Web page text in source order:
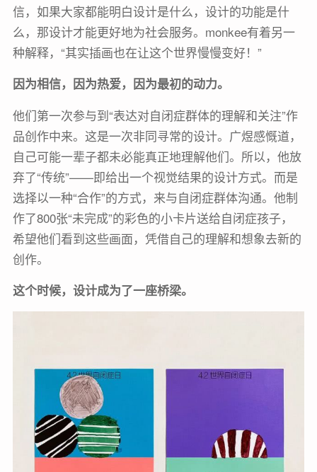
信，如果大家都能明白设计是什么，设计的功能是什
么，那设计才能更好地为社会服务。monkee有着另一
种解释，“其实插画也在让这个世界慢慢变好！”
因为相信，因为热爱，因为最初的动力。
他们第一次参与到“表达对自闭症群体的理解和关注”作
品创作中来。这是一次非同寻常的设计。广煜感慨道，
自己可能一辈子都未必能真正地理解他们。所以，他放
弃了“传统”——即给出一个视觉结果的设计方式。而是
选择以一种“合作”的方式，来与自闭症群体沟通。他制
作了800张“未完成”的彩色的小卡片送给自闭症孩子，
希望他们看到这些画面，凭借自己的理解和想象去新的
创作。
这个时候，设计成为了一座桥梁。